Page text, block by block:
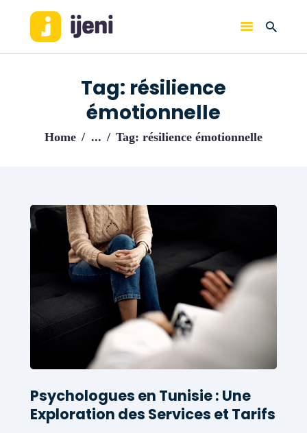
Tag: résilience
émotionnelle
Home ... Tag: résilience émotionnelle
ACCUEIL
BLOG
Psychologues en Tunisie : Une
Exploration des Services et Tarifs